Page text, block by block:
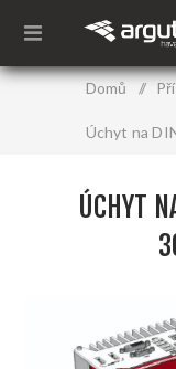
Domů /
Úchyt na
ÚCHYT